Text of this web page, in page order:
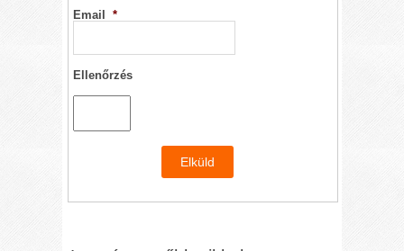
Email *
Ellenőrzés